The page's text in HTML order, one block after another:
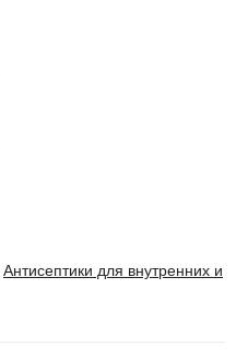
Антисептики для внутренних и